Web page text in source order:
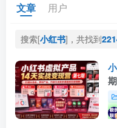
文章 用户
搜索[小红书]，共找到